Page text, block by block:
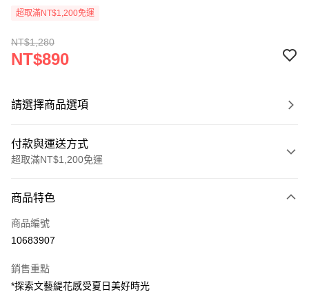
超取滿NT$1,200免運
NT$1,280
NT$890
請選擇商品選項
付款與運送方式
超取滿NT$1,200免運
信用卡一次付款
超商取貨付款
Apple Pay
商品特色
商品編號
10683907
銷售重點
*探索文藝緹花感受夏日美好時光